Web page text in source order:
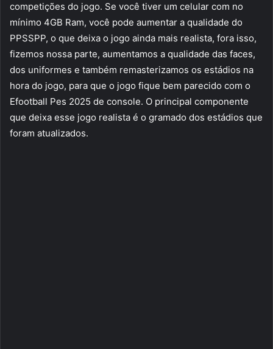
competições do jogo. Se você tiver um celular com no
mínimo 4GB Ram, você pode aumentar a qualidade do
PPSSPP, o que deixa o jogo ainda mais realista, fora isso,
fizemos nossa parte, aumentamos a qualidade das faces,
dos uniformes e também remasterizamos os estádios na
hora do jogo, para que o jogo fique bem parecido com o
Efootball Pes 2025 de console. O principal componente
que deixa esse jogo realista é o gramado dos estádios que
foram atualizados.